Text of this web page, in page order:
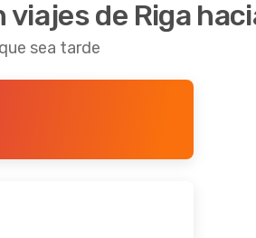
viajes de Riga
sea tarde